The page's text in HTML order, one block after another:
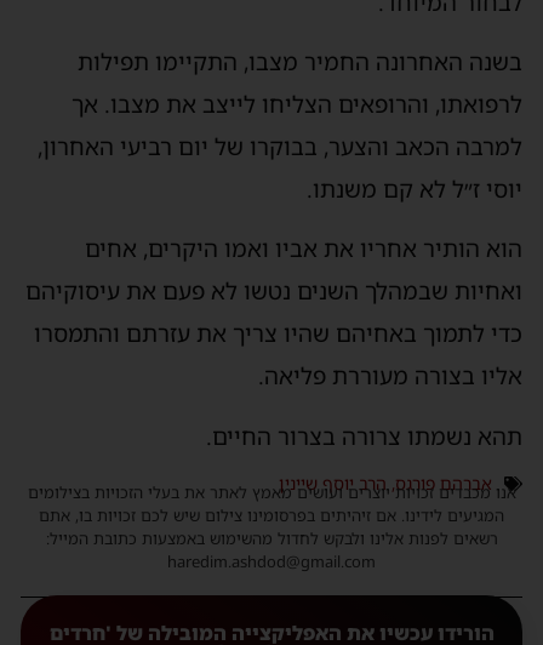
בשנה האחרונה החמיר מצבו, התקיימו תפילות
לרפואתו, והרופאים הצליחו לייצב את מצבו. אך
למרבה הכאב והצער, בבוקרו של יום רביעי האחרון,
יוסי ז״ל לא קם משנתו.
הוא הותיר אחריו את אביו ואמו היקרים, אחים
ואחיות שבמהלך השנים נטשו לא פעם את עיסוקיהם
כדי לתמוך באחיהם שהיו צריך את עזרתם והתמסרו
אליו בצורה מעוררת פליאה.
תהא נשמתו צרורה בצרור החיים.
אברהם פורגס,הרב יוסף שיינין
אנו מכבדים זכויות יוצרים ועושים מאמץ לאתר את בעלי הזכויות בצילומים
המגיעים לידינו. אם זיהיתים בפרסומינו צילום שיש לכם זכויות בו, אתם
רשאים לפנות אלינו ולבקש לחדול מהשימוש באמצעות כתובת המייל:
haredim.ashdod@gmail.com
הורידו עכשיו את האפליקצייה המובילה של 'חרדים